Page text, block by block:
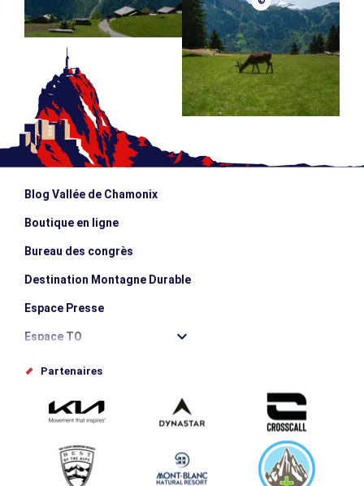
Blog Vallée de Chamonix
Boutique en ligne
Bureau des congrès
Destination Montagne Durable
Espace Presse
Espace TO
Offices de tourisme
Proposez votre évènement
Service groupes et séminaires
Téléchargements
Partenaires